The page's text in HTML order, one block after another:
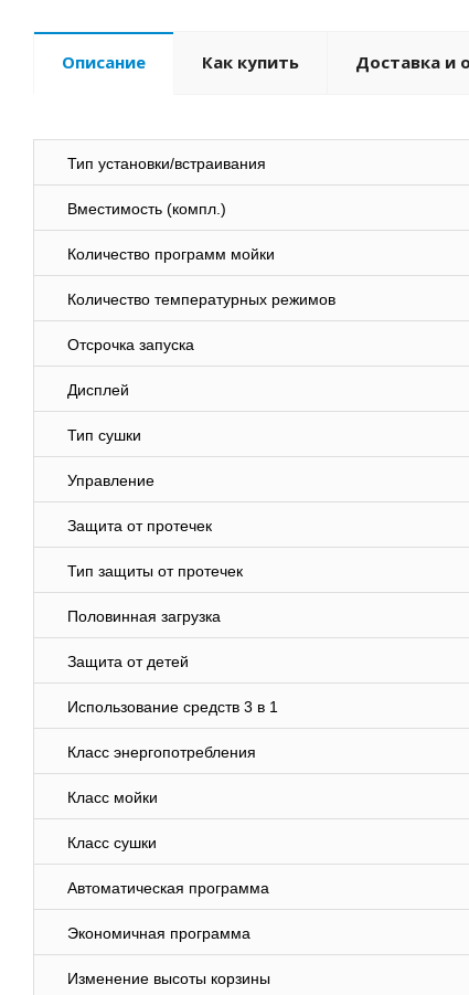
Описание Как купить Доставка и
Тип установки/встраивания
Вместимость (компл.)
Количество программ мойки
Количество температурных режимов
Отсрочка запуска
Дисплей
Тип сушки
Управление
Защита от протечек
Тип защиты от протечек
Половинная загрузка
Защита от детей
Использование средств 3 в 1
Класс энергопотребления
Класс мойки
Класс сушки
Автоматическая программа
Экономичная программа
Изменение высоты корзины